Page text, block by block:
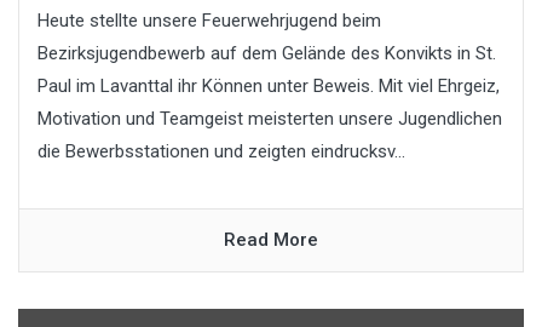
Heute stellte unsere Feuerwehrjugend beim
Bezirksjugendbewerb auf dem Gelände des Konvikts in St.
Paul im Lavanttal ihr Können unter Beweis. Mit viel Ehrgeiz,
Motivation und Teamgeist meisterten unsere Jugendlichen
die Bewerbsstationen und zeigten eindrucksv...
Read More